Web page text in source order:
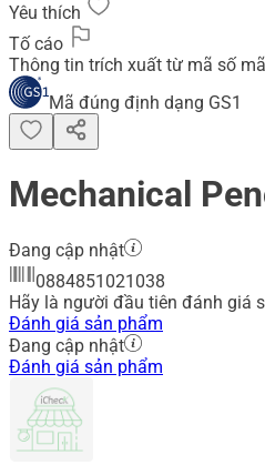
Yêu thích
Tố cáo
Thông tin trích xuất từ mã số
Mã đúng định dạng GS1
Mechanical
Đang cập nhật
0884851021038
Hãy là người đầu tiên đánh giá
Đánh giá sản phẩm
Đang cập nhật
Đánh giá sản phẩm